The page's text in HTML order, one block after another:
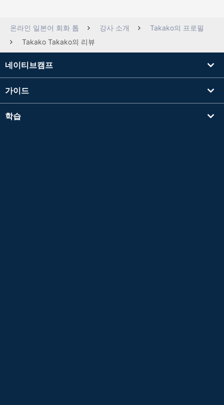
온라인 일본어 회화 톱 강사 소개
Takako의 프로필
Takako Takako의 리뷰
네이티브캠프
가이드
학습